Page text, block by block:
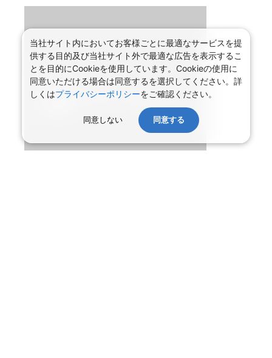
当社サイト内においてお客様ごとに最適なサービスを提
供する目的及び当社サイト外で最適な広告を表示するこ
とを目的にCookieを使用しています。Cookieの使用に
同意いただける場合は同意するを選択してください。詳
しくはプライバシーポリシーをご確認ください。
同意しない 同意する